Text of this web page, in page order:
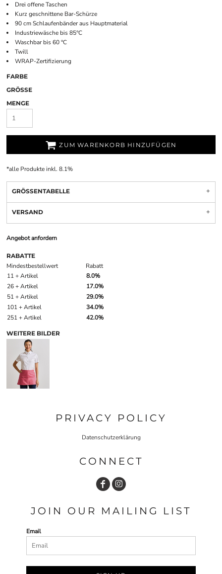
Drei offene Taschen
Kurz geschnittene Bar-Schürze
90 cm Schlaufenbänder aus Hauptmaterial
Industriewäsche bis 85°C
Waschbar bis 60 °C
Twill
WRAP-Zertifizierung
FARBE
GRÖSSE
MENGE
ZUM WARENKORB HINZUFÜGEN
*alle Produkte inkl. 8.1%
GRÖSSENTABELLE
VERSAND
Angebot anfordern
RABATTE
Mindestbestellwert
Rabatt
11 + Artikel
8.0%
26 + Artikel
17.0%
51 + Artikel
29.0%
101 + Artikel
34.0%
251 + Artikel
42.0%
WEITERE BILDER
PRIVACY POLICY
Datenschutzerklärung
CONNECT
JOIN OUR MAILING LIST
Email